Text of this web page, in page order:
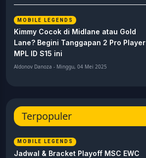
MOBILE LEGENDS
Kimmy Cocok di Midlane atau Gold
Lane? Begini Tanggapan 2 Pro Player
MPL ID S15 ini
Aldonov Danoza - Minggu, 04 Mei 2025
Terpopuler
MOBILE LEGENDS
Jadwal & Bracket Playoff MSC EWC